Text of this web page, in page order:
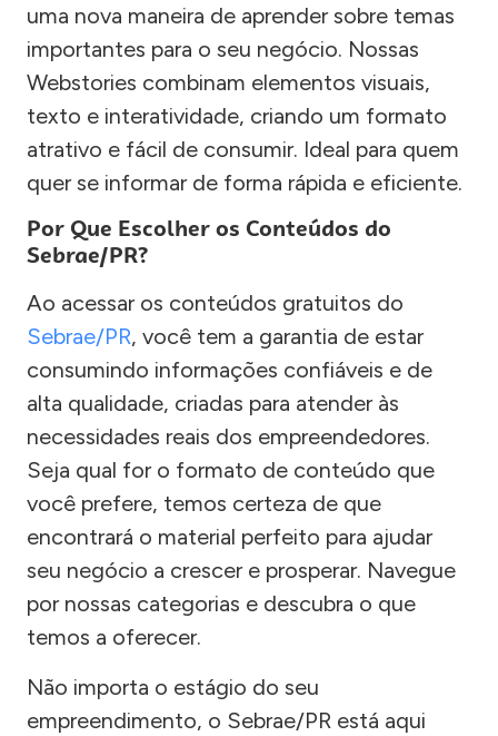
uma nova maneira de aprender sobre temas
importantes para o seu negócio. Nossas
Webstories combinam elementos visuais,
texto e interatividade, criando um formato
atrativo e fácil de consumir. Ideal para quem
quer se informar de forma rápida e eficiente.
Por Que Escolher os Conteúdos do
Sebrae/PR?
Ao acessar os conteúdos gratuitos do
Sebrae/PR, você tem a garantia de estar
consumindo informações confiáveis e de
alta qualidade, criadas para atender às
necessidades reais dos empreendedores.
Seja qual for o formato de conteúdo que
você prefere, temos certeza de que
encontrará o material perfeito para ajudar
seu negócio a crescer e prosperar. Navegue
por nossas categorias e descubra o que
temos a oferecer.
Não importa o estágio do seu
empreendimento, o Sebrae/PR está aqui